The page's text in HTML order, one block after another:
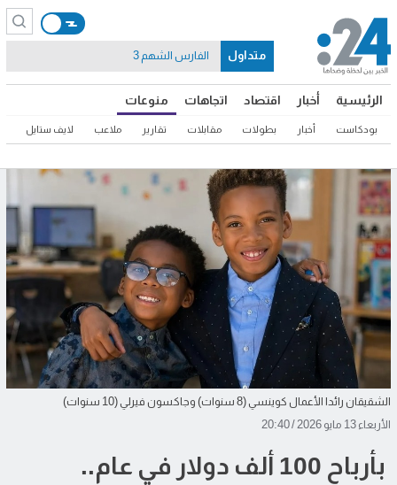
الرئيسية أخبار اقتصاد اتجاهات منوعات
بودكاست أخبار بطولات مقابلات تقارير ملاعب لايف ستايل
متداول الفارس الشهم 3
الشقيقان رائدا الأعمال كوينسي (8 سنوات) وجاكسون فيرلي (10 سنوات)
الأربعاء 13 مايو 2026 / 20:40
بأرباح 100 ألف دولار في عام..